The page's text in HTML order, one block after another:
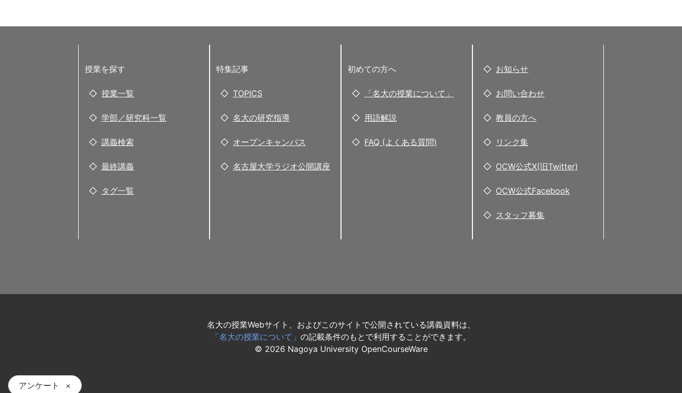
アンケート ×
授業を探す
授業一覧
学部／研究科一覧
講義検索
最終講義
タグ一覧
特集記事
TOPICS
名大の研究指導
オープンキャンパス
名古屋大学ラジオ公開講座
初めての方へ
「名大の授業について」
用語解説
FAQ (よくある質問)
お知らせ
お問い合わせ
教員の方へ
リンク集
OCW公式X(旧Twitter)
OCW公式Facebook
スタッフ募集
名大の授業Webサイト、およびこのサイトで公開されている講義資料は、
「名大の授業について」 の記載条件のもとで利用することができます。
© 2026 Nagoya University OpenCourseWare